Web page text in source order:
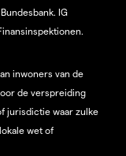
IG
inwoners van de
de verspreiding
jurisdictie waar zulke
wet of